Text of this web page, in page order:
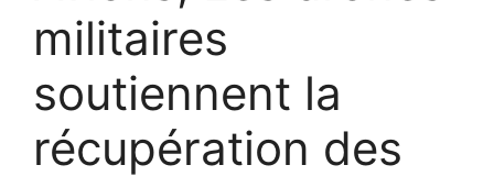
militaires
soutiennent la
récupération des